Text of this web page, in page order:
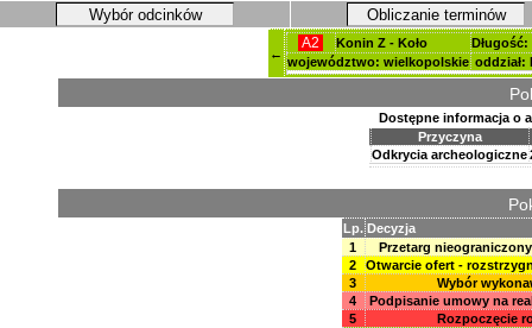
Wybór odcinków Obliczanie terminów
←
A2 Konin Z - Koło
Długość:
województwo: wielkopolskie oddział:
Dostępne informacja o
Przyczyna
Odkrycia archeologiczne
Lp. Decyzja
1
Przetarg
2
Otwarcie ofert -
3
Wybór
4
Podpisanie umowy na
5
Rozpoczęcie